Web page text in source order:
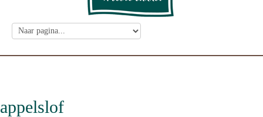
appelslof